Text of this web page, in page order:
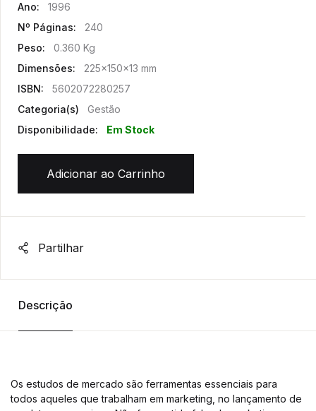
Ano:
1996
Nº Páginas:
240
Peso:
0.360 Kg
Dimensões:
225x150x13 mm
ISBN:
5602072280257
Categoria(s)
Gestão
Disponibilidade:
Em Stock
Adicionar ao Carrinho
Partilhar
Descrição
Os estudos de mercado são ferramentas essenciais para
todos aqueles que trabalham em marketing, no lançamento de